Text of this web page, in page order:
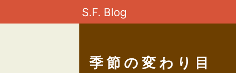
S.F. Blog
季節の変わり目